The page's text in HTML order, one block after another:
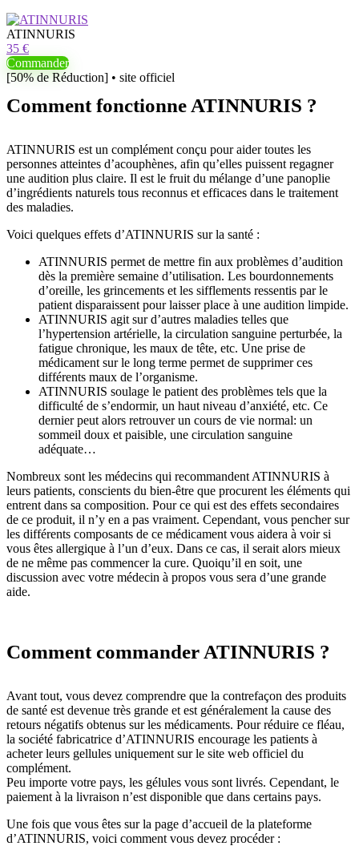
ATINNURIS
35 €
Commander
[50% de Réduction] • site officiel
Comment fonctionne ATINNURIS ?
ATINNURIS est un complément conçu pour aider toutes les
personnes atteintes d’acouphènes, afin qu’elles puissent regagner
une audition plus claire. Il est le fruit du mélange d’une panoplie
d’ingrédients naturels tous reconnus et efficaces dans le traitement
des maladies.
Voici quelques effets d’ATINNURIS sur la santé :
ATINNURIS permet de mettre fin aux problèmes d’audition
dès la première semaine d’utilisation. Les bourdonnements
d’oreille, les grincements et les sifflements ressentis par le
patient disparaissent pour laisser place à une audition limpide.
ATINNURIS agit sur d’autres maladies telles que
l’hypertension artérielle, la circulation sanguine perturbée, la
fatigue chronique, les maux de tête, etc. Une prise de
médicament sur le long terme permet de supprimer ces
différents maux de l’organisme.
ATINNURIS soulage le patient des problèmes tels que la
difficulté de s’endormir, un haut niveau d’anxiété, etc. Ce
dernier peut alors retrouver un cours de vie normal: un
sommeil doux et paisible, une circulation sanguine
adéquate…
Nombreux sont les médecins qui recommandent ATINNURIS à
leurs patients, conscients du bien-être que procurent les éléments qui
entrent dans sa composition. Pour ce qui est des effets secondaires
de ce produit, il n’y en a pas vraiment. Cependant, vous pencher sur
les différents composants de ce médicament vous aidera à voir si
vous êtes allergique à l’un d’eux. Dans ce cas, il serait alors mieux
de ne même pas commencer la cure. Quoiqu’il en soit, une
discussion avec votre médecin à propos vous sera d’une grande
aide.
Comment commander ATINNURIS ?
Avant tout, vous devez comprendre que la contrefaçon des produits
de santé est devenue très grande et est généralement la cause des
retours négatifs obtenus sur les médicaments. Pour réduire ce fléau,
la société fabricatrice d’ATINNURIS encourage les patients à
acheter leurs gellules uniquement sur le site web officiel du
complément.
Peu importe votre pays, les gélules vous sont livrés. Cependant, le
paiement à la livraison n’est disponible que dans certains pays.
Une fois que vous êtes sur la page d’accueil de la plateforme
d’ATINNURIS, voici comment vous devez procéder :